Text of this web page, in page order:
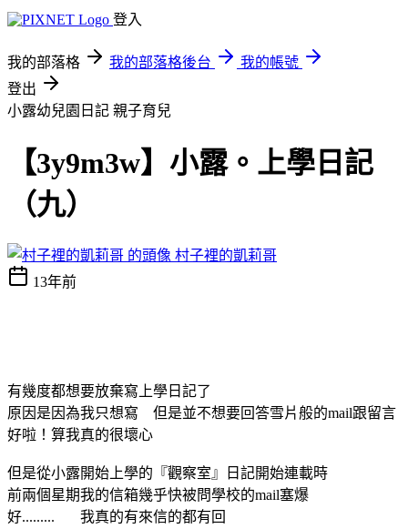
登入
我的部落格 我的部落格後台
我的帳號
登出
小露幼兒園日記 親子育兒
【3y9m3w】小露。上學日記
（九）
村子裡的凱莉哥
13年前
有幾度都想要放棄寫上學日記了
原因是因為我只想寫 但是並不想要回答雪片般的mail跟留言
好啦！算我真的很壞心
但是從小露開始上學的『觀察室』日記開始連載時
前兩個星期我的信箱幾乎快被問學校的mail塞爆
好......... 我真的有來信的都有回